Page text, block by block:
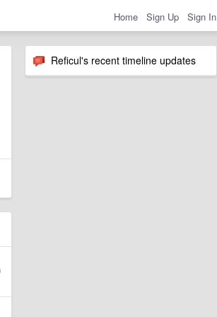
Home Sign Up Sign In
Reficul's recent timeline updates